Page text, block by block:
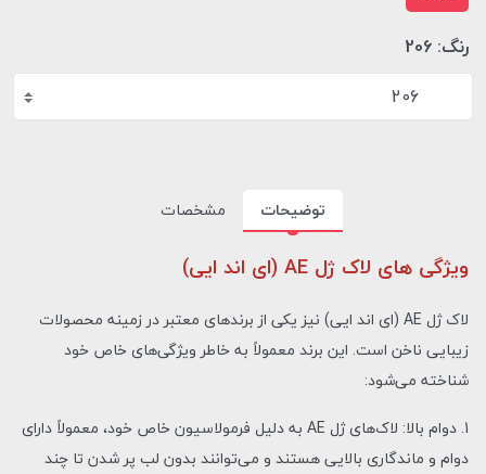
رنگ: 206
206
توضیحات مشخصات
ویژگی های لاک ژل AE (ای اند ایی)
لاک ژل AE (ای اند ایی) نیز یکی از برندهای معتبر در زمینه محصولات
زیبایی ناخن است. این برند معمولاً به خاطر ویژگی‌های خاص خود
شناخته می‌شود:
1. دوام بالا: لاک‌های ژل AE به دلیل فرمولاسیون خاص خود، معمولاً دارای
دوام و ماندگاری بالایی هستند و می‌توانند بدون لب پر شدن تا چند